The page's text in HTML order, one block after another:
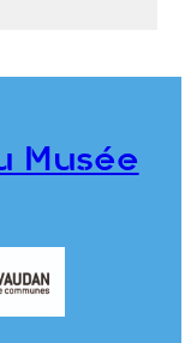
18 juin
Musée